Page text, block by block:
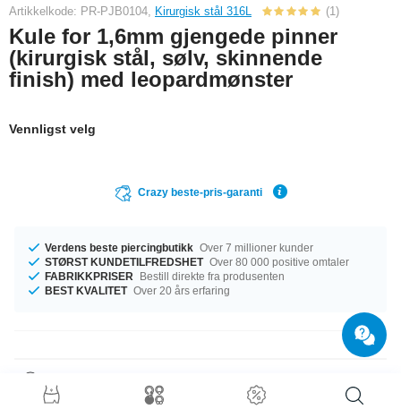
Artikkelkode: PR-PJB0104, Kirurgisk stål 316L (1)
Kule for 1,6mm gjengede pinner
(kirurgisk stål, sølv, skinnende
finish) med leopardmønster
Vennligst velg
Crazy beste-pris-garanti
Verdens beste piercingbutikk Over 7 millioner kunder
STØRST KUNDETILFREDSHET Over 80 000 positive omtaler
FABRIKKPRISER
Bestill direkte fra produsenten
BEST KVALITET Over 20 års erfaring
Denne artikkelen har målet 1.6 mm. Vi ordner det, uansett hvilken